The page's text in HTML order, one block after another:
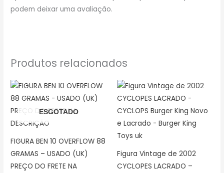
podem deixar uma avaliação.
Produtos relacionados
ESGOTADO
FIGURA BEN 10 OVERFLOW 88
GRAMAS – USADO (UK)
PREÇO DO FRETE NA
Figura Vintage de 2002
CYCLOPES LACRADO –